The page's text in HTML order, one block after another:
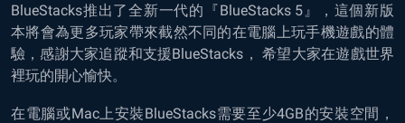
BlueStacks推出了全新一代的『BlueStacks 5』，這個新版
本將會為更多玩家帶來截然不同的在電腦上玩手機遊戲的體
驗，感謝大家追蹤和支援BlueStacks， 希望大家在遊戲世界
裡玩的開心愉快。
在電腦或Mac上安裝BlueStacks需要至少4GB的安裝空間，